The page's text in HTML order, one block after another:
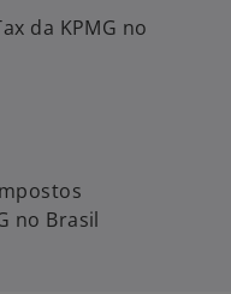
da KPMG no
no Brasil